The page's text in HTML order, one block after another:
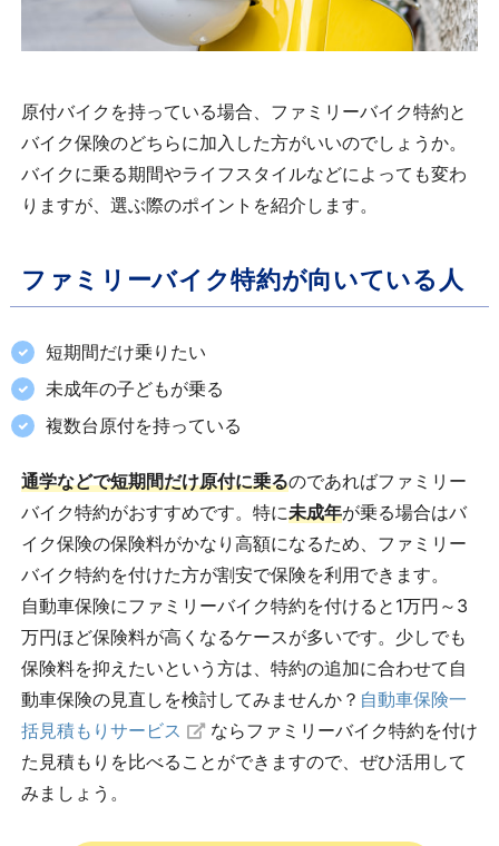
原付バイクを持っている場合、ファミリーバイク特約と
バイク保険のどちらに加入した方がいいのでしょうか。
バイクに乗る期間やライフスタイルなどによっても変わ
りますが、選ぶ際のポイントを紹介します。
ファミリーバイク特約が向いている人
短期間だけ乗りたい
未成年の子どもが乗る
複数台原付を持っている
通学などで短期間だけ原付に乗るのであればファミリー
バイク特約がおすすめです。特に未成年が乗る場合はバ
イク保険の保険料がかなり高額になるため、ファミリー
バイク特約を付けた方が割安で保険を利用できます。
自動車保険にファミリーバイク特約を付けると1万円～3
万円ほど保険料が高くなるケースが多いです。少しでも
保険料を抑えたいという方は、特約の追加に合わせて自
動車保険の見直しを検討してみませんか？ 自動車保険一
括見積もりサービス
ならファミリーバイク特約を付け
た見積もりを比べることができますので、ぜひ活用して
みましょう。